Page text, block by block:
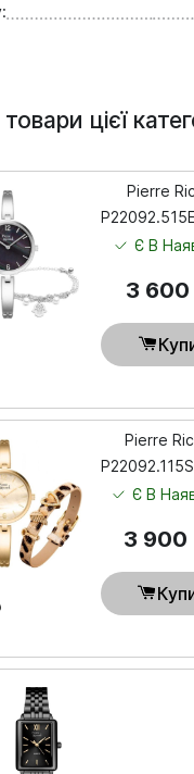
цієї
Pierre
Є В
3 600
Pierre
Є В
3 900